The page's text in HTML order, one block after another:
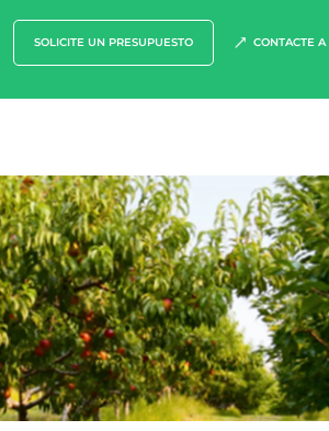
Cosméticos
Insumos
SOLICITE UN PRESUPUESTO CONTACTE A